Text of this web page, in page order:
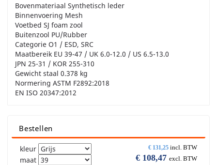
Bovenmateriaal Synthetisch leder
Binnenvoering Mesh
Voetbed SJ foam zool
Buitenzool PU/Rubber
Categorie O1 / ESD, SRC
Maatbereik EU 39-47 / UK 6.0-12.0 / US 6.5-13.0
JPN 25-31 / KOR 255-310
Gewicht staal 0.378 kg
Normering ASTM F2892:2018
EN ISO 20347:2012
Bestellen
€ 131,25 incl. BTW
€ 108,47 excl. BTW
kleur
maat